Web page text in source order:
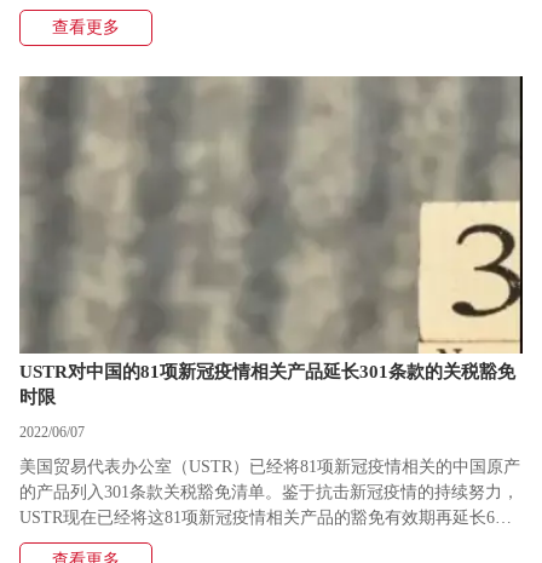
Rule Questions and Answers”
查看更多
USTR对中国的81项新冠疫情相关产品延长301条款的关税豁免
时限
2022/06/07
美国贸易代表办公室（USTR）已经将81项新冠疫情相关的中国原产
的产品列入301条款关税豁免清单。鉴于抗击新冠疫情的持续努力，
USTR现在已经将这81项新冠疫情相关产品的豁免有效期再延长6个
月，到2022年11月30日（含）。